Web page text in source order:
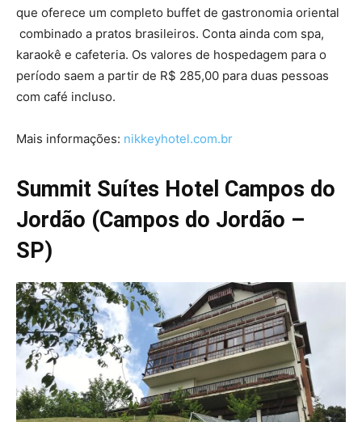
que oferece um completo buffet de gastronomia oriental
combinado a pratos brasileiros. Conta ainda com spa,
karaokê e cafeteria. Os valores de hospedagem para o
período saem a partir de R$ 285,00 para duas pessoas
com café incluso.
Mais informações: nikkeyhotel.com.br
Summit Suítes Hotel Campos do
Jordão (Campos do Jordão –
SP)